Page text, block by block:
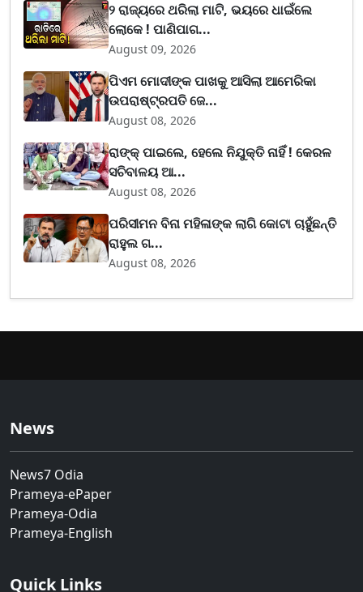
୨ ରାଜ୍ୟରେ ଥରିଲା ମାଟି, ଭୟରେ ଧାଇଁଲେ
ଲୋକେ ! ପାଣିପାଗ...
August 09, 2026
ପିଏମ ମୋଦୀଙ୍କ ପାଖକୁ ଆସିଲା ଆମେରିକା
ଉପରାଷ୍ଟ୍ରପତି ଜେ...
August 08, 2026
ରାଙ୍କ୍ ପାଇଲେ, ହେଲେ ନିଯୁକ୍ତି ନାହିଁ ! କେରଳ
ସଚିବାଳୟ ଆ...
August 08, 2026
ପରିସୀମନ ବିନା ମହିଳାଙ୍କ ଲାଗି କୋଟା ଚାହୁଁଛନ୍ତି
ରାହୁଲ ଗ...
August 08, 2026
News
News7 Odia
Prameya-ePaper
Prameya-Odia
Prameya-English
Quick Links